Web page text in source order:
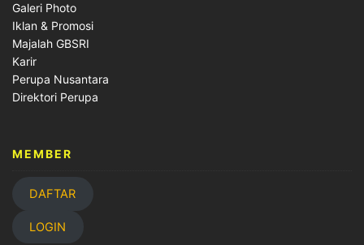
Galeri Photo
Iklan & Promosi
Majalah GBSRI
Karir
Perupa Nusantara
Direktori Perupa
MEMBER
DAFTAR
LOGIN